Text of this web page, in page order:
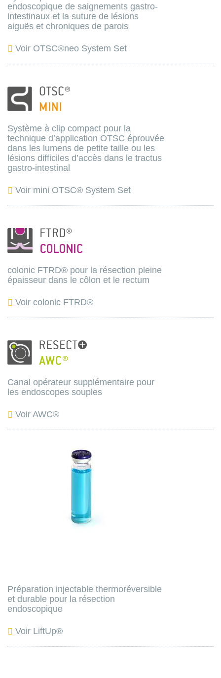
endoscopique de saignements gastro-
intestinaux et la suture de lésions
aiguës et chroniques de parois
Voir OTSC®neo System Set
Système à clip compact pour la
technique d’application OTSC éprouvée
dans les lumens de petite taille ou les
lésions difficiles d’accès dans le tractus
gastro-intestinal
Voir mini OTSC® System Set
colonic FTRD® pour la résection pleine
épaisseur dans le côlon et le rectum
Voir colonic FTRD®
Canal opérateur supplémentaire pour
les endoscopes souples
Voir AWC®
Préparation injectable thermoréversible
et durable pour la résection
endoscopique
Voir LiftUp®